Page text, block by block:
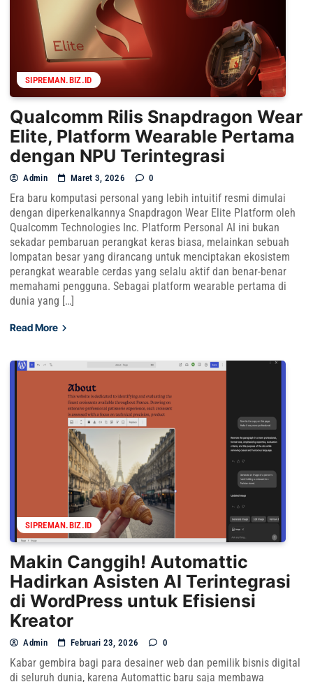
SIPREMAN.BIZ.ID
Qualcomm Rilis Snapdragon Wear
Elite, Platform Wearable Pertama
dengan NPU Terintegrasi
Admin Maret 3, 2026 0
Era baru komputasi personal yang lebih intuitif resmi dimulai
dengan diperkenalkannya Snapdragon Wear Elite Platform oleh
Qualcomm Technologies Inc. Platform Personal AI ini bukan
sekadar pembaruan perangkat keras biasa, melainkan sebuah
lompatan besar yang dirancang untuk menciptakan ekosistem
perangkat wearable cerdas yang selalu aktif dan benar-benar
memahami pengguna. Sebagai platform wearable pertama di
dunia yang […]
Read More
SIPREMAN.BIZ.ID
Makin Canggih! Automattic
Hadirkan Asisten AI Terintegrasi
di WordPress untuk Efisiensi
Kreator
Admin Februari 23, 2026 0
Kabar gembira bagi para desainer web dan pemilik bisnis digital
di seluruh dunia, karena Automattic baru saja membawa